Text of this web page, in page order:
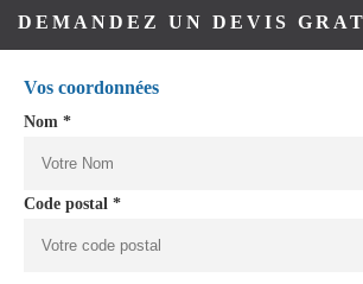
DEMANDEZ UN DEVIS
Vos coordonnées
Nom *
Code postal *